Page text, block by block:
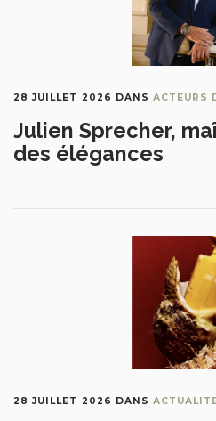
28 JUILLET 2026 DANSACTEURS
Julien Sprecher,
des élégances
28 JUILLET 2026 DANS